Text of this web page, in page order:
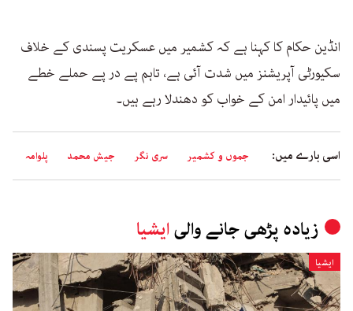
انڈین حکام کا کہنا ہے کہ کشمیر میں عسکریت پسندی کے خلاف
سکیورٹی آپریشنز میں شدت آئی ہے، تاہم پے در پے حملے خطے
میں پائیدار امن کے خواب کو دھندلا رہے ہیں۔
اسی بارے میں: جموں و کشمیر سری نگر جیش محمد پلوامہ
زیادہ پڑھی جانے والیایشیا
ایشیا